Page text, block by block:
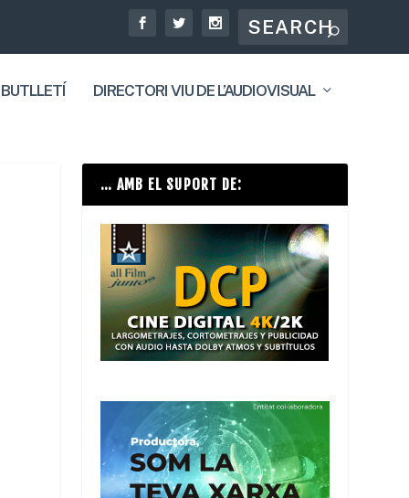
DIRECTORI VIU DE L’AUDIOVISUAL
… AMB EL SUPORT DE: